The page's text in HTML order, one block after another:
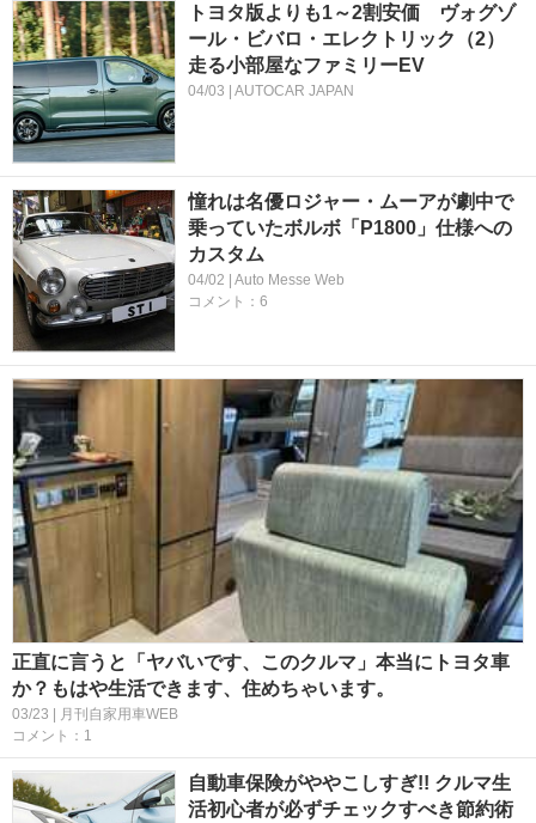
トヨタ版よりも1～2割安価 ヴォグゾ
ール・ビバロ・エレクトリック（2）
走る小部屋なファミリーEV
04/03 | AUTOCAR JAPAN
憧れは名優ロジャー・ムーアが劇中で
乗っていたボルボ「P1800」仕様への
カスタム
04/02 | Auto Messe Web
コメント：6
正直に言うと「ヤバいです、このクルマ」本当にトヨタ車
か？もはや生活できます、住めちゃいます。
03/23 | 月刊自家用車WEB
コメント：1
自動車保険がややこしすぎ!! クルマ生
活初心者が必ずチェックすべき節約術